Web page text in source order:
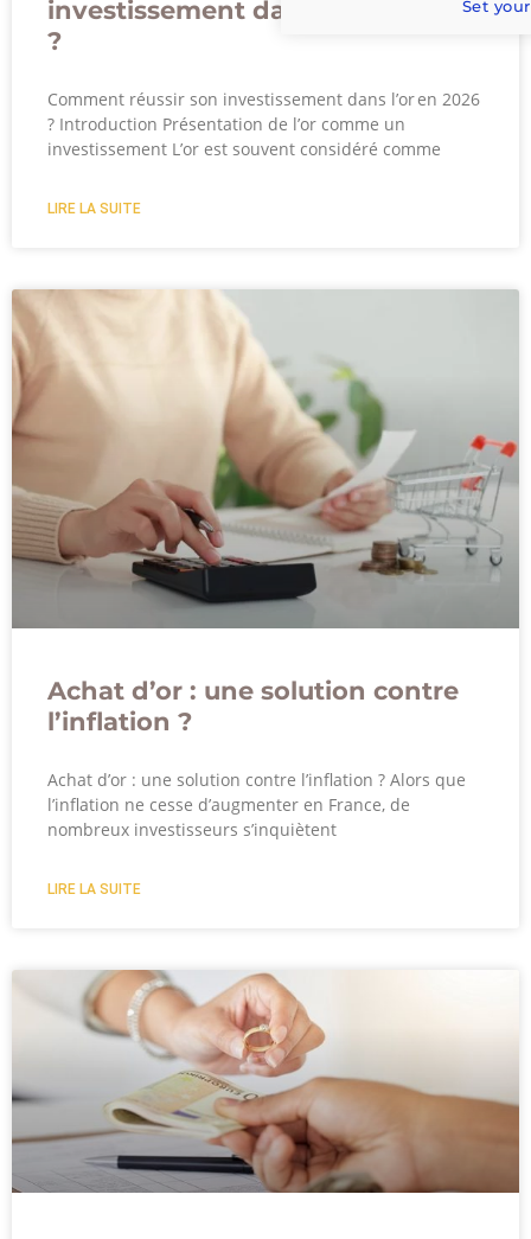
investissement dans l’or en 2024
?
Comment réussir son investissement dans l’or en 2026
? Introduction Présentation de l’or comme un
investissement L’or est souvent considéré comme
LIRE LA SUITE
Achat d’or : une solution contre
l’inflation ?
Achat d’or : une solution contre l’inflation ? Alors que
l’inflation ne cesse d’augmenter en France, de
nombreux investisseurs s’inquiètent
LIRE LA SUITE
Set